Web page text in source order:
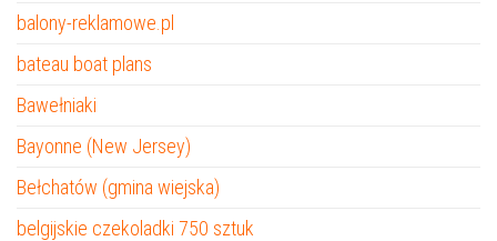
balony-reklamowe.pl
bateau boat plans
Bawełniaki
Bayonne (New Jersey)
Bełchatów (gmina wiejska)
belgijskie czekoladki 750 sztuk